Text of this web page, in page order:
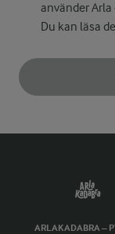
använder
Du kan läsa
ARLAKADABRA –